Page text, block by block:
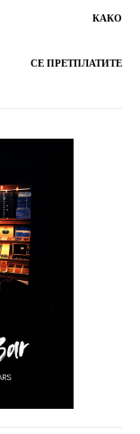
КАКО
СЕ ПРЕТПЛАТИТЕ